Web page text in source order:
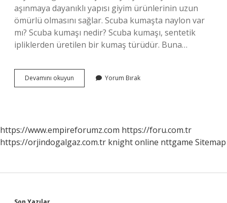
aşınmaya dayanıklı yapısı giyim ürünlerinin uzun
ömürlü olmasını sağlar. Scuba kumaşta naylon var
mı? Scuba kumaşı nedir? Scuba kumaşı, sentetik
ipliklerden üretilen bir kumaş türüdür. Buna…
Devamını okuyun
Kumaş
Yorum Bırak
https://www.empireforumz.com https://foru.com.tr
https://orjindogalgaz.com.tr knight online nttgame Sitemap